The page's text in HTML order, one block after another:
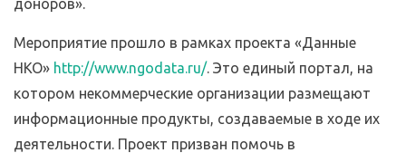
доноров».
Мероприятие прошло в рамках проекта «Данные
НКО» http://www.ngodata.ru/. Это единый портал, на
котором некоммерческие организации размещают
информационные продукты, создаваемые в ходе их
деятельности. Проект призван помочь в